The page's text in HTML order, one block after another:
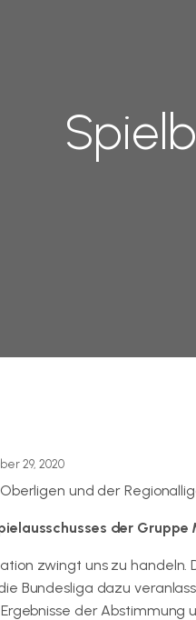
29, 2020
und der
der
zwingt uns zu handeln.
Bundesliga dazu
der